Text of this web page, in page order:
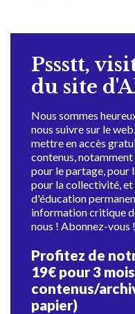
Pssstt,
du site
Nous sommes
nous suivre sur le
mettre en accès
contenus,
pour le partage,
pour la collectivité,
d'éducation
information critique
nous ! Abonnez-vous
Profitez de
19€ pour 3
contenus/
papier)